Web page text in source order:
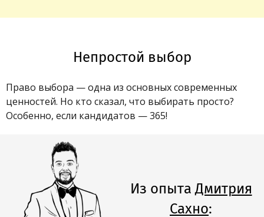
Непростой выбор
Право выбора — одна из основных современных
ценностей. Но кто сказал, что выбирать просто?
Особенно, если кандидатов — 365!
Из опытаДмитрия
Сахно: